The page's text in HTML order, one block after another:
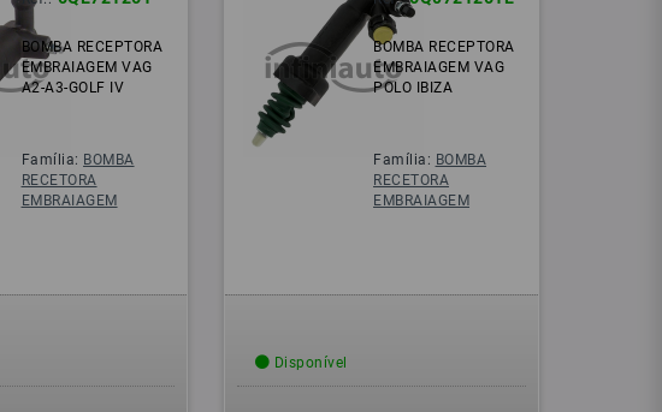
BOMBA RECEPTORA
EMBRAIAGEM VAG
A2-A3-GOLF IV
Família: BOMBA
RECETORA
EMBRAIAGEM
BOMBA RECEPTORA
EMBRAIAGEM VAG
POLO IBIZA
Família: BOMBA
RECETORA
EMBRAIAGEM
Disponível